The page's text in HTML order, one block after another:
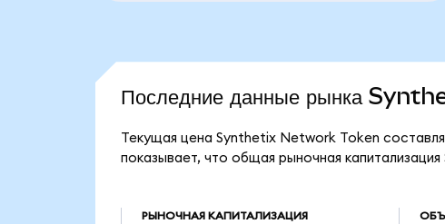
Последние данные рынка
Текущая цена Synthetix Network Token
показывает, что общая рыночная
РЫНОЧНАЯ КАПИТАЛИЗАЦИЯ